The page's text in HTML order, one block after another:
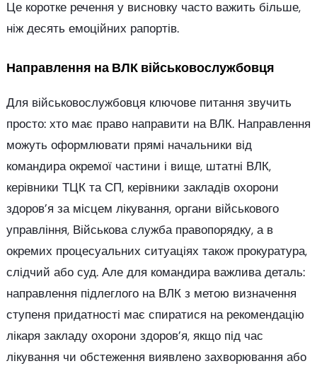
Це коротке речення у висновку часто важить більше,
ніж десять емоційних рапортів.
Направлення на ВЛК військовослужбовця
Для військовослужбовця ключове питання звучить
просто: хто має право направити на ВЛК. Направлення
можуть оформлювати прямі начальники від
командира окремої частини і вище, штатні ВЛК,
керівники ТЦК та СП, керівники закладів охорони
здоров’я за місцем лікування, органи військового
управління, Військова служба правопорядку, а в
окремих процесуальних ситуаціях також прокуратура,
слідчий або суд. Але для командира важлива деталь:
направлення підлеглого на ВЛК з метою визначення
ступеня придатності має спиратися на рекомендацію
лікаря закладу охорони здоров’я, якщо під час
лікування чи обстеження виявлено захворювання або